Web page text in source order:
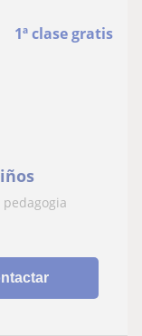
1ª clase gratis